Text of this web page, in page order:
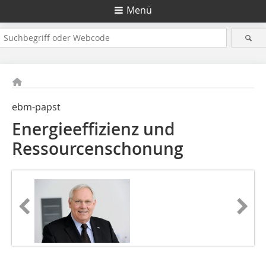
Menü
ebm-papst
Energieeffizienz und
Ressourcenschonung